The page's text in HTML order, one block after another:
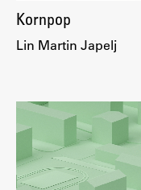
Kornpop
Lin Martin Japelj